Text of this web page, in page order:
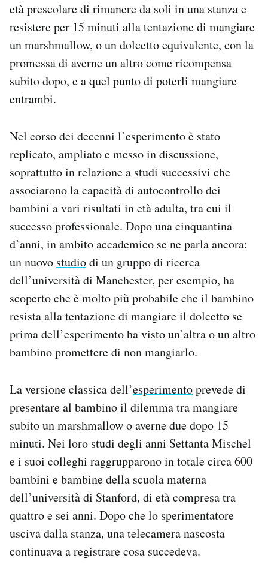
Esci
età prescolare di rimanere da soli in una stanza e
resistere per 15 minuti alla tentazione di mangiare
un marshmallow, o un dolcetto equivalente, con la
promessa di averne un altro come ricompensa
subito dopo, e a quel punto di poterli mangiare
entrambi.
Nel corso dei decenni l’esperimento è stato
replicato, ampliato e messo in discussione,
soprattutto in relazione a studi successivi che
associarono la capacità di autocontrollo dei
bambini a vari risultati in età adulta, tra cui il
successo professionale. Dopo una cinquantina
d’anni, in ambito accademico se ne parla ancora:
un nuovo studiodi un gruppo di ricerca
dell’università di Manchester, per esempio, ha
scoperto che è molto più probabile che il bambino
resista alla tentazione di mangiare il dolcetto se
prima dell’esperimento ha visto un’altra o un altro
bambino promettere di non mangiarlo.
La versione classica dell’esperimentoprevede di
presentare al bambino il dilemma tra mangiare
subito un marshmallow o averne due dopo 15
minuti. Nei loro studi degli anni Settanta Mischel
e i suoi colleghi raggrupparono in totale circa 600
bambini e bambine della scuola materna
dell’università di Stanford, di età compresa tra
quattro e sei anni. Dopo che lo sperimentatore
usciva dalla stanza, una telecamera nascosta
continuava a registrare cosa succedeva.